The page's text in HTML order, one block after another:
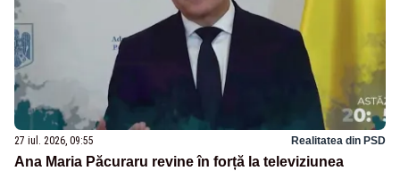
27 iul. 2026, 09:55 Realitatea din PSD
Ana Maria Păcuraru revine în forță la televiziunea